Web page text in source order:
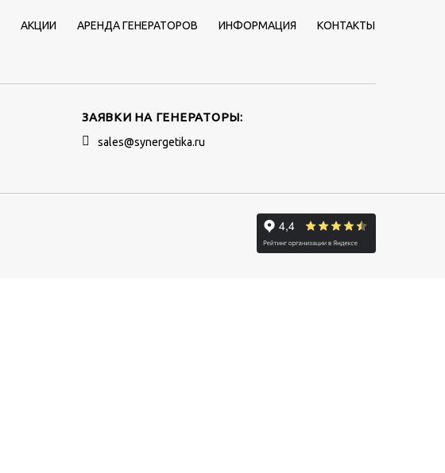
АКЦИИ АРЕНДА ГЕНЕРАТОРОВ ИНФОРМАЦИЯ КОНТАКТЫ
ЗАЯВКИ НА ГЕНЕРАТОРЫ:
sales@synergetika.ru